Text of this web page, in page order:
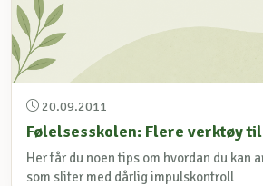
20.09.2011
Følelsesskolen: Flere verktøy
Her får du noen tips om hvordan du kan
som sliter med dårlig impulskontroll